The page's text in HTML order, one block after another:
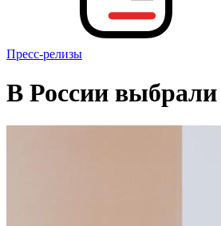
Пресс-релизы
В России